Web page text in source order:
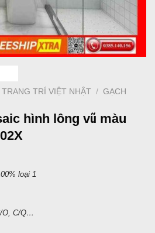
TRÍ VIỆT NHẬT / GẠCH
hình lông vũ màu
loại 1
O, C/Q…